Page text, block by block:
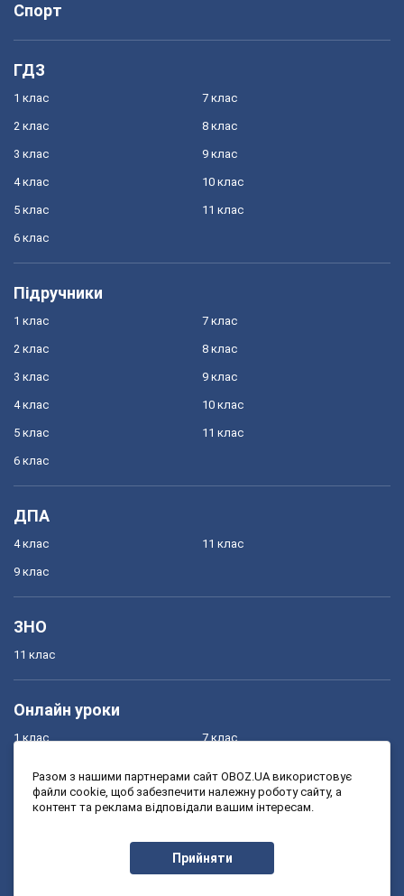
Спорт
ГДЗ
1 клас
2 клас
3 клас
4 клас
5 клас
6 клас
7 клас
8 клас
9 клас
10 клас
11 клас
Підручники
1 клас
2 клас
3 клас
4 клас
5 клас
6 клас
7 клас
8 клас
9 клас
10 клас
11 клас
ДПА
4 клас
9 клас
11 клас
ЗНО
11 клас
Онлайн уроки
1 клас
3 клас
7 клас
9 клас
Разом з нашими партнерами сайт OBOZ.UA використовує
файли cookie, щоб забезпечити належну роботу сайту, а
контент та реклама відповідали вашим інтересам.
Прийняти